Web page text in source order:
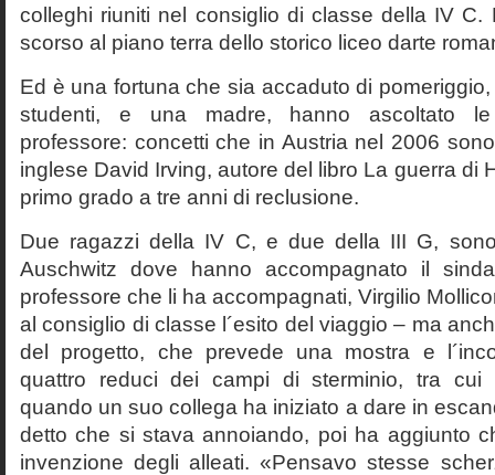
colleghi riuniti nel consiglio di classe della IV C.
scorso al piano terra dello storico liceo darte
Ed è una fortuna che sia accaduto di
studenti, e una madre, hanno ascoltato le
professore: concetti che in Austria nel 2006
inglese David Irving, autore del libro La guerra di
primo grado a tre anni di reclusione.
Due ragazzi della IV C, e due della III G,
Auschwitz dove hanno accompagnato il
professore che li ha accompagnati, Virgilio
al consiglio di classe l´esito del viaggio – ma
del progetto, che prevede una mostra e
quattro reduci dei campi di sterminio, tra cui
quando un suo collega ha iniziato a dare in
detto che si stava annoiando, poi ha aggiunto
invenzione degli alleati. «Pensavo stesse